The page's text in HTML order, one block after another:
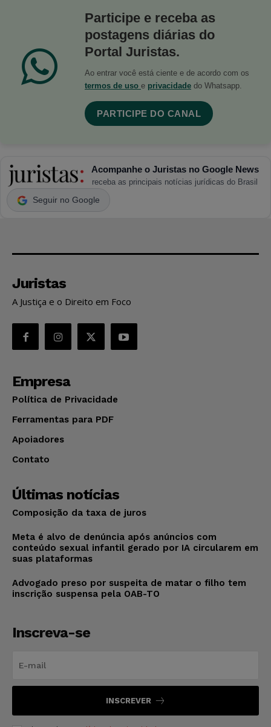
Participe e receba as
postagens diárias do
Portal Juristas.
Ao entrar você está ciente e de acordo com os
termos de uso e privacidade do Whatsapp.
PARTICIPE DO CANAL
Acompanhe o Juristas no Google News
receba as principais notícias jurídicas do Brasil
Seguir no Google
Juristas
A Justiça e o Direito em Foco
Empresa
Política de Privacidade
Ferramentas para PDF
Apoiadores
Contato
Últimas notícias
Composição da taxa de juros
Meta é alvo de denúncia após anúncios com
conteúdo sexual infantil gerado por IA circularem em
suas plataformas
Advogado preso por suspeita de matar o filho tem
inscrição suspensa pela OAB-TO
Inscreva-se
INSCREVER